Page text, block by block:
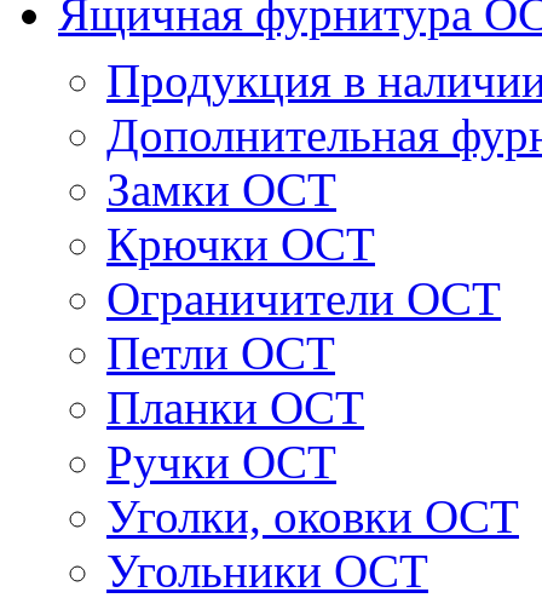
Ящичная фурнитура
Продукция в
Дополнительная
Замки ОСТ
Крючки ОСТ
Ограничители ОСТ
Петли ОСТ
Планки ОСТ
Ручки ОСТ
Уголки, оковки ОСТ
Угольники ОСТ